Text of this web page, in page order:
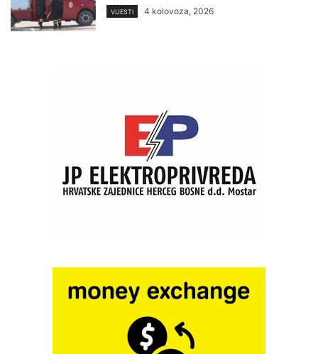
VIJESTI 4 kolovoza, 2026